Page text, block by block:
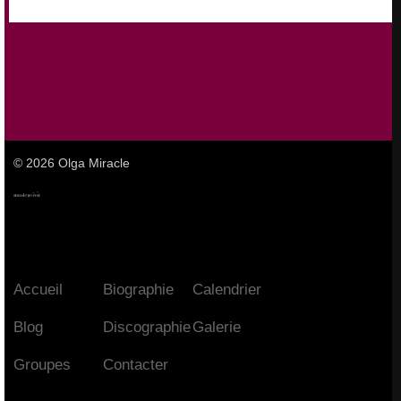
© 2026 Olga Miracle
Accueil Biographie Calendrier
Blog DiscographieGalerie
Groupes Contacter